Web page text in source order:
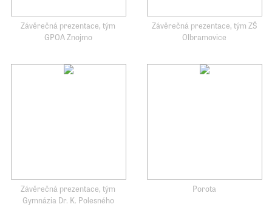
Závěrečná prezentace, tým
GPOA Znojmo
Závěrečná prezentace, tým ZŠ
Olbramovice
Závěrečná prezentace, tým
Gymnázia Dr. K. Polesného
Porota